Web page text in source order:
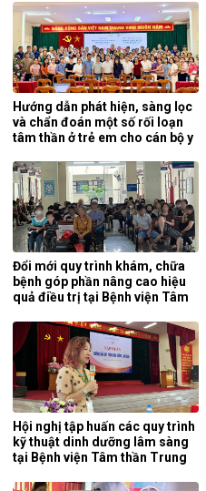
Hướng dẫn phát hiện, sàng lọc
và chẩn đoán một số rối loạn
tâm thần ở trẻ em cho cán bộ y
Đổi mới quy trình khám, chữa
bệnh góp phần nâng cao hiệu
quả điều trị tại Bệnh viện Tâm
Hội nghị tập huấn các quy trình
kỹ thuật dinh dưỡng lâm sàng
tại Bệnh viện Tâm thần Trung